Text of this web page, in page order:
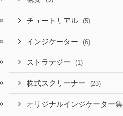
チュートリアル (5)
インジケーター (6)
ストラテジー (1)
株式スクリーナー (23)
オリジナルインジケーター集